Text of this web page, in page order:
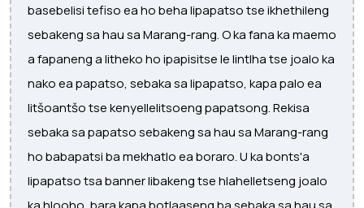
basebelisi tefiso ea ho beha lipapatso tse ikhethileng
sebakeng sa hau sa Marang-rang. O ka fana ka maemo
a fapaneng a litheko ho ipapisitse le lintlha tse joalo ka
nako ea papatso, sebaka sa lipapatso, kapa palo ea
litšoantšo tse kenyellelitsoeng papatsong. Rekisa
sebaka sa papatso sebakeng sa hau sa Marang-rang
ho babapatsi ba mekhatlo ea boraro. U ka bonts'a
lipapatso tsa banner libakeng tse hlahelletseng joalo